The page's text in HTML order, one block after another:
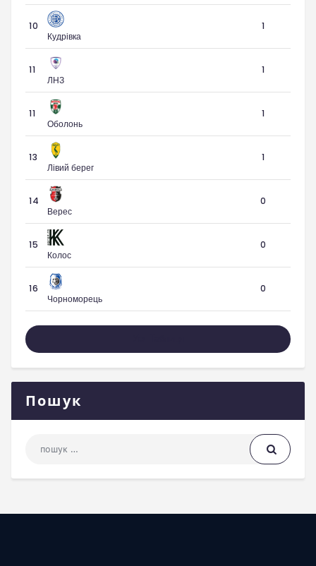
10
Кудрівка
1
11
ЛНЗ
1
11
Оболонь
1
13
Лівий берег
1
14
Верес
0
15
Колос
0
16
Чорноморець
0
Пошук